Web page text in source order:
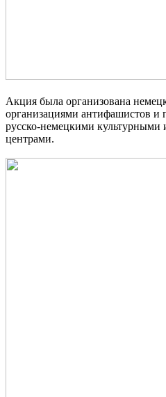
Акция была организована
организациями антифашистов и
русско-немецкими
центрами.